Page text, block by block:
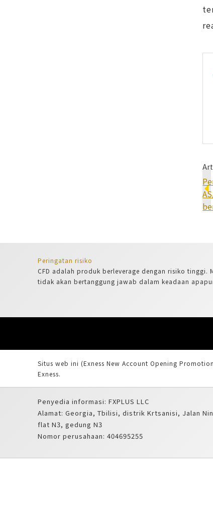
Peringatan risiko
CFD adalah produk berleverage dengan risiko
tidak akan bertanggung jawab dalam keadaan
Situs web ini (Exness New Account Opening
Exness.
Penyedia informasi: FXPLUS LLC
Alamat: Georgia, Tbilisi, distrik Krtsanisi, Jalan
flat N3, gedung N3
Nomor perusahaan: 404695255